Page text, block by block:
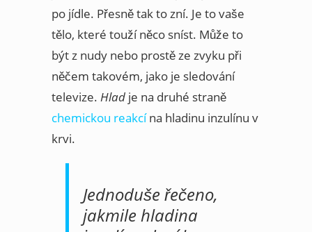
po jídle. Přesně tak to zní. Je to vaše
tělo, které touží něco sníst. Může to
být z nudy nebo prostě ze zvyku při
něčem takovém, jako je sledování
televize. Hlad je na druhé straně
chemickou reakcína hladinu inzulínu v
krvi.
Jednoduše řečeno,
jakmile hladina